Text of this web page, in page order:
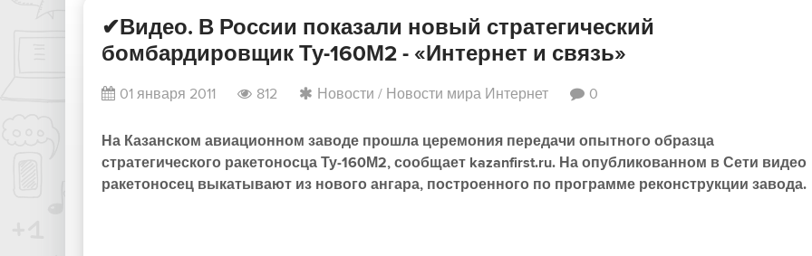
✔Видео. В России показали новый стратегический
бомбардировщик Ту-160М2 - «Интернет и связь»
01 января 2011 812 Новости / Новости мира Интернет 0
На Казанском авиационном заводе прошла церемония передачи опытного образца
стратегического ракетоносца Ту-160М2, сообщает kazanfirst.ru. На опубликованном в Сети видео
ракетоносец выкатывают из нового ангара, построенного по программе реконструкции завода.